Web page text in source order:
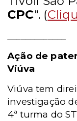
CPC". (
Ação de
Viúva
Viúva tem
investigação
4ª turma do